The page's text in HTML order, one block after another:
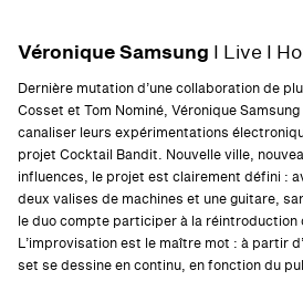
Véronique Samsung I Live I
Dernière mutation d’une collaboration de
Cosset et Tom Nominé, Véronique
canaliser leurs expérimentations
projet Cocktail Bandit. Nouvelle ville,
influences, le projet est clairement défini :
deux valises de machines et une guitare,
le duo compte participer à la réintroduction
L’improvisation est le maître mot : à partir
set se dessine en continu, en fonction du